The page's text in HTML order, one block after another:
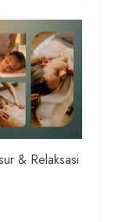
& Relaksasi